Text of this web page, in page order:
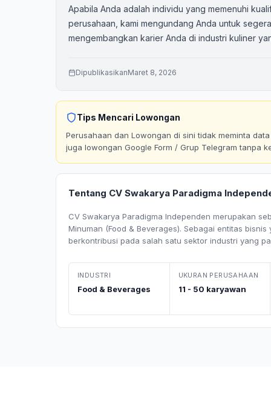
Apabila Anda adalah individu yang memenuhi
perusahaan, kami mengundang Anda untuk
mengembangkan karier Anda di industri kuliner
DipublikasikanMaret 8, 2026
Tips Mencari Lowongan
Perusahaan dan Lowongan di sini tidak meminta
juga lowongan Google Form / Grup Telegram tanpa
Tentang CV Swakarya Paradigma
CV Swakarya Paradigma Independen merupakan
Minuman (Food & Beverages). Sebagai entitas
berkontribusi pada salah satu sektor industri yang
INDUSTRI
Food & Beverages
UKURAN PERUSAHAAN
11 - 50 karyawan